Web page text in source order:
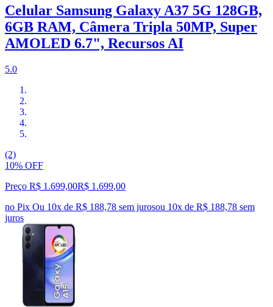
Celular Samsung Galaxy A37 5G 128GB,
6GB RAM, Câmera Tripla 50MP, Super
AMOLED 6.7", Recursos AI
5.0
(2)
10% OFF
Preço R$ 1.699,00R$ 1.699,00
no Pix Ou 10x de R$ 188,78 sem jurosou 10x de R$ 188,78 sem
juros